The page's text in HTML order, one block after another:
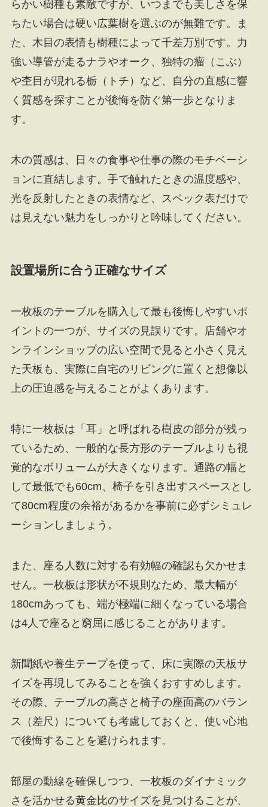
らかい樹種も素敵ですが、いつまでも美しさを保
ちたい場合は硬い広葉樹を選ぶのが無難です。ま
た、木目の表情も樹種によって千差万別です。力
強い導管が走るナラやオーク、独特の瘤（こぶ）
や杢目が現れる栃（トチ）など、自分の直感に響
く質感を探すことが後悔を防ぐ第一歩となりま
す。
木の質感は、日々の食事や仕事の際のモチベーシ
ョンに直結します。手で触れたときの温度感や、
光を反射したときの表情など、スペック表だけで
は見えない魅力をしっかりと吟味してください。
設置場所に合う正確なサイズ
一枚板のテーブルを購入して最も後悔しやすいポ
イントの一つが、サイズの見誤りです。店舗やオ
ンラインショップの広い空間で見ると小さく見え
た天板も、実際に自宅のリビングに置くと想像以
上の圧迫感を与えることがよくあります。
特に一枚板は「耳」と呼ばれる樹皮の部分が残っ
ているため、一般的な長方形のテーブルよりも視
覚的なボリュームが大きくなります。通路の幅と
して最低でも60cm、椅子を引き出すスペースとし
て80cm程度の余裕があるかを事前に必ずシミュレ
ーションしましょう。
また、座る人数に対する有効幅の確認も欠かせま
せん。一枚板は形状が不規則なため、最大幅が
180cmあっても、端が極端に細くなっている場合
は4人で座ると窮屈に感じることがあります。
新聞紙や養生テープを使って、床に実際の天板サ
イズを再現してみることを強くおすすめします。
その際、テーブルの高さと椅子の座面高のバラン
ス（差尺）についても考慮しておくと、使い心地
で後悔することを避けられます。
部屋の動線を確保しつつ、一枚板のダイナミック
さを活かせる黄金比のサイズを見つけることが、